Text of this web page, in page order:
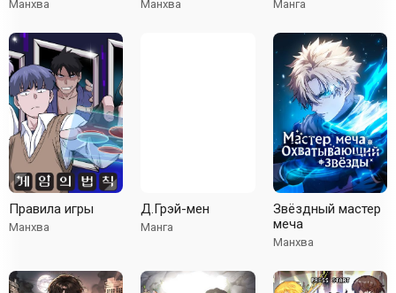
Манхва Манхва Манга
Правила игры
Манхва
Д.Грэй-мен
Манга
Звёздный мастер
меча
Манхва